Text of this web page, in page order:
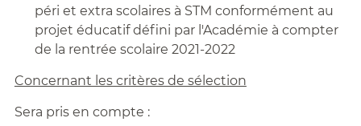
péri et extra scolaires à STM conformément au
projet éducatif défini par l'Académie à compter
de la rentrée scolaire 2021-2022
Concernant les critères de sélection
Sera pris en compte :